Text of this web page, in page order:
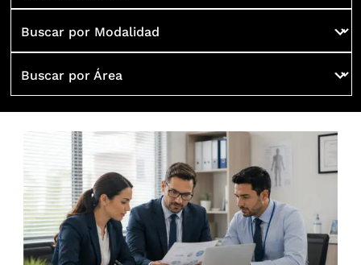
Buscar por Modalidad
Buscar por Área